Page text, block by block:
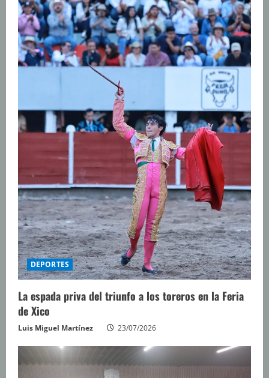
DEPORTES
La espada priva del triunfo a los toreros en la Feria
de Xico
Luis Miguel Martínez 23/07/2026